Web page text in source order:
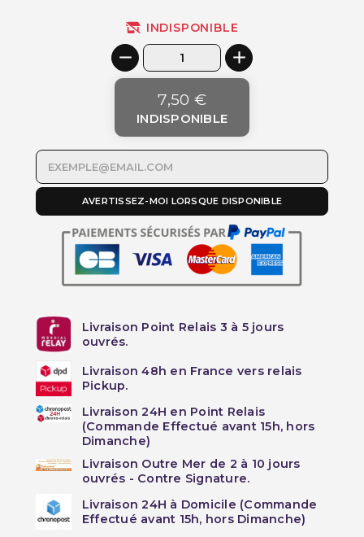
INDISPONIBLE
7,50 €
INDISPONIBLE
AVERTISSEZ-MOI LORSQUE DISPONIBLE
Livraison Point Relais 3 à 5 jours
ouvrés.
Livraison 48h en France vers relais
Pickup.
Livraison 24H en Point Relais
(Commande Effectué avant 15h, hors
Dimanche)
Livraison Outre Mer de 2 à 10 jours
ouvrés - Contre Signature.
Livraison 24H à Domicile (Commande
Effectué avant 15h, hors Dimanche)